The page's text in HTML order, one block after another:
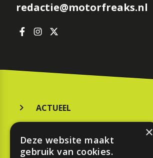
redactie@motorfreaks.nl
ACTUEEL
KOOPGIDS
×
Deze website maakt
gebruik van cookies.